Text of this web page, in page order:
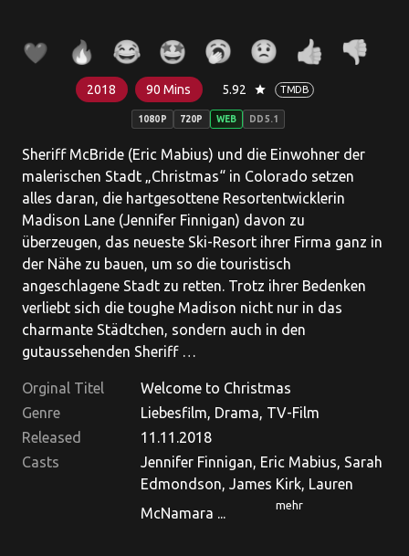
2018 90 Mins 5.92 star TMDB
1080P 720P WEB DD5.1
Sheriff McBride (Eric Mabius) und die Einwohner der
malerischen Stadt „Christmas“ in Colorado setzen
alles daran, die hartgesottene Resortentwicklerin
Madison Lane (Jennifer Finnigan) davon zu
überzeugen, das neueste Ski-Resort ihrer Firma ganz in
der Nähe zu bauen, um so die touristisch
angeschlagene Stadt zu retten. Trotz ihrer Bedenken
verliebt sich die toughe Madison nicht nur in das
charmante Städtchen, sondern auch in den
gutaussehenden Sheriff …
Orginal Titel
Welcome to Christmas
Genre
Liebesfilm, Drama, TV-Film
Released
11.11.2018
Casts
Jennifer Finnigan, Eric Mabius, Sarah
Edmondson, James Kirk, Lauren
McNamara ...
mehr